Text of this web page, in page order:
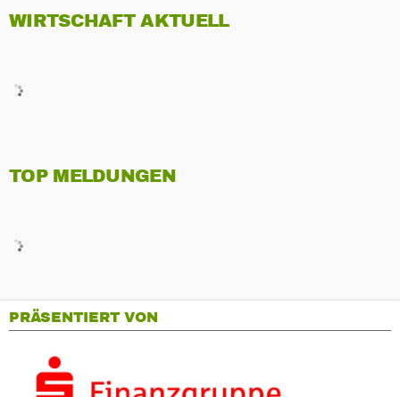
WIRTSCHAFT AKTUELL
TOP MELDUNGEN
PRÄSENTIERT VON